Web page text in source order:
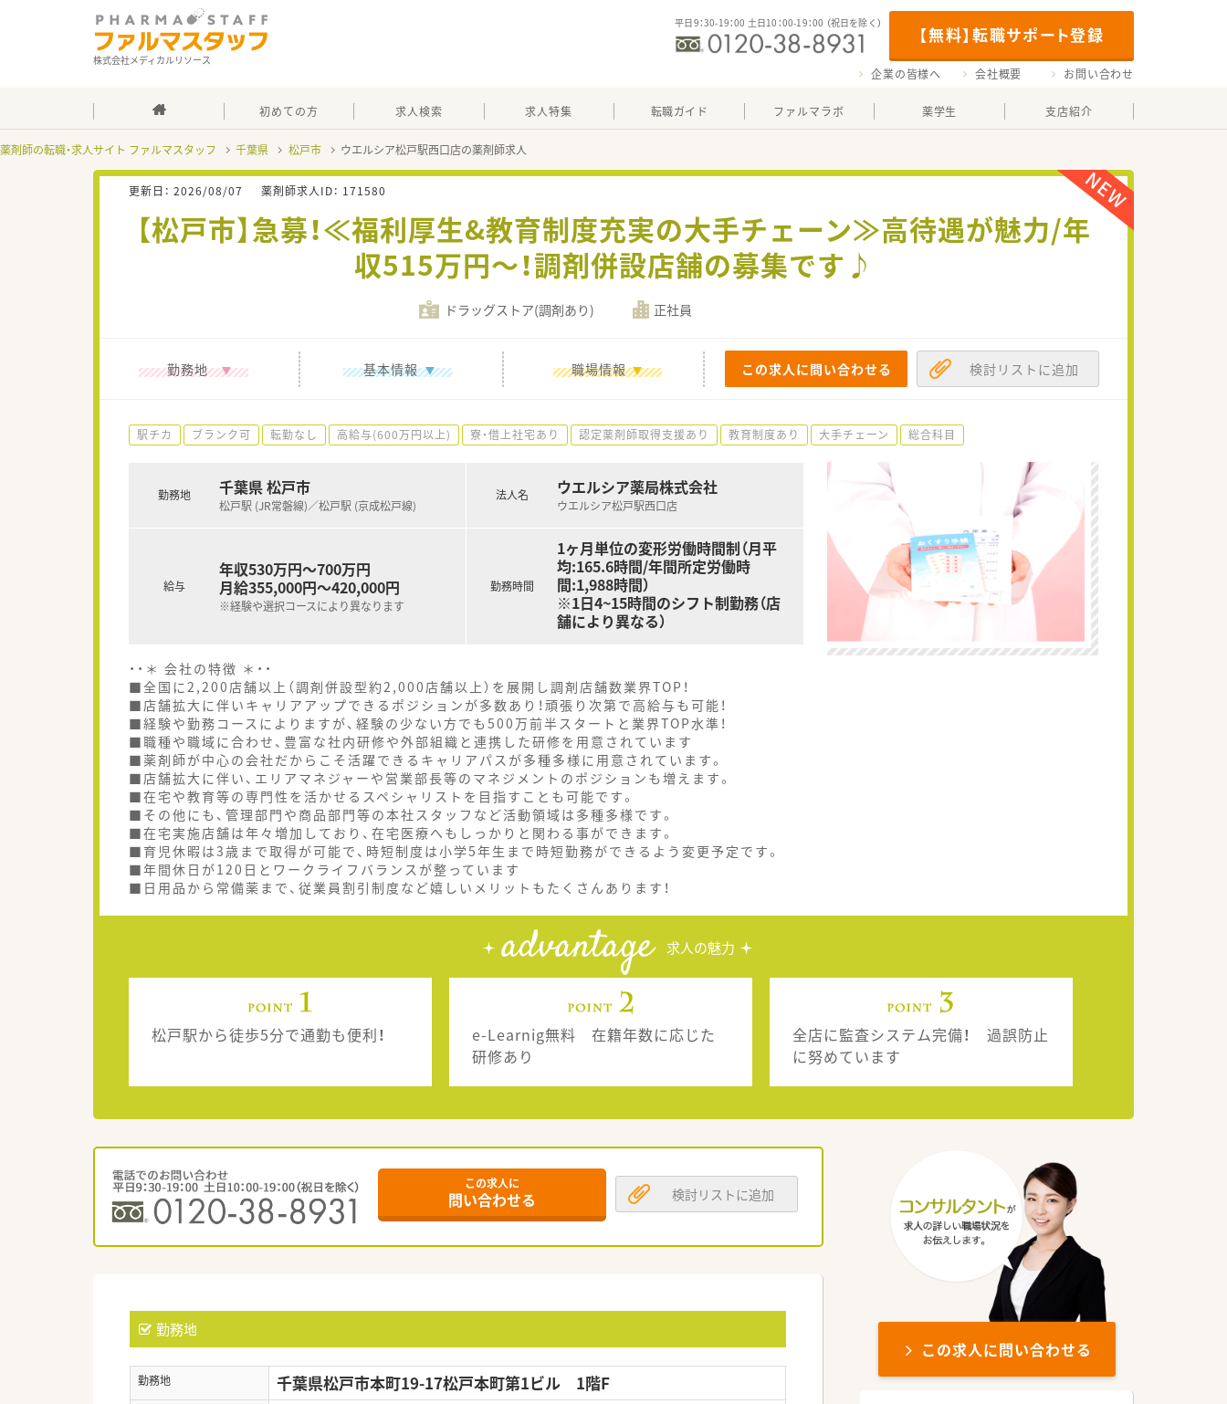
株式会社メディカルリソース
【無料】転職サポート登録
平日9：30-19：00 土日10：00-19：00 （祝日を除く）
企業の皆様へ 会社概要 お問い合わせ
初めての方 求人検索 求人特集 転職ガイド ファルマラボ 薬学生 支店紹介
薬剤師の転職・求人サイト ファルマスタッフ 千葉県 松戸市 ウエルシア松戸駅西口店の薬剤師求人
更新日： 2026/08/07 薬剤師求人ID： 171580
【松戸市】急募！≪福利厚生&教育制度充実の大手チェーン≫高待遇が魅力/年
収515万円～！調剤併設店舗の募集です♪
ドラッグストア(調剤あり) 正社員
勤務地 基本情報 職場情報 この求人に問い合わせる 検討リストに追加
駅チカ ブランク可 転勤なし 高給与(600万円以上) 寮・借上社宅あり 認定薬剤師取得支援あり 教育制度あり 大手チェーン 総合科目
勤務地 千葉県 松戸市
松戸駅 (JR常磐線)／松戸駅 (京成松戸線)
給与
年収530万円～700万円
月給355,000円～420,000円
※経験や選択コースにより異なります
法人名 ウエルシア薬局株式会社
ウエルシア松戸駅西口店
勤務時間
1ヶ月単位の変形労働時間制（月平
均:165.6時間/年間所定労働時
間:1,988時間）
※1日4~15時間のシフト制勤務（店
舗により異なる）
・・＊ 会社の特徴 ＊・・
■全国に2,200店舗以上（調剤併設型約2,000店舗以上）を展開し調剤店舗数業界TOP！
■店舗拡大に伴いキャリアアップできるポジションが多数あり！頑張り次第で高給与も可能！
■経験や勤務コースによりますが、経験の少ない方でも500万前半スタートと業界TOP水準！
■職種や職域に合わせ、豊富な社内研修や外部組織と連携した研修を用意されています
■薬剤師が中心の会社だからこそ活躍できるキャリアパスが多種多様に用意されています。
■店舗拡大に伴い、エリアマネジャーや営業部長等のマネジメントのポジションも増えます。
■在宅や教育等の専門性を活かせるスペシャリストを目指すことも可能です。
■その他にも、管理部門や商品部門等の本社スタッフなど活動領域は多種多様です。
■在宅実施店舗は年々増加しており、在宅医療へもしっかりと関わる事ができます。
■育児休暇は3歳まで取得が可能で、時短制度は小学5年生まで時短勤務ができるよう変更予定です。
■年間休日が120日とワークライフバランスが整っています
■日用品から常備薬まで、従業員割引制度など嬉しいメリットもたくさんあります！
advantage 求人の魅力
松戸駅から徒歩5分で通勤も便利！
e-Learnig無料 在籍年数に応じた
研修あり
全店に監査システム完備！ 過誤防止
に努めています
この求人に
問い合わせる 検討リストに追加
勤務地
勤務地 千葉県松戸市本町19-17松戸本町第1ビル 1階F
この求人に問い合わせる